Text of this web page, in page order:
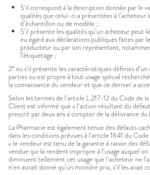
S’il correspond à la description donnée par le
qualités que celui-ci a présentées à l’acheteur
d’échantillon ou de modèle ;
S’il présente les qualités qu’un acheteur
eu égard aux déclarations publiques faites par
producteur ou par son représentant,
l’étiquetage ;
2° ou s’il présente les caractéristiques définies
parties ou est propre à tout usage spécial
la connaissance du vendeur et que ce dernier a
Selon les termes de l’article L.217-12 du Code de
Client est informé que « l’action résultant du
prescrit par deux ans à compter de la délivrance du
La Pharmacie est également tenue des défauts
dans les conditions prévues à l’article 1641 du
« le vendeur est tenu de la garantie à raison des
vendue qui la rendent impropre à l’usage auquel
diminuent tellement cet usage que l’acheteur ne
n’en aurait donné qu’un moindre prix, s’il les avait